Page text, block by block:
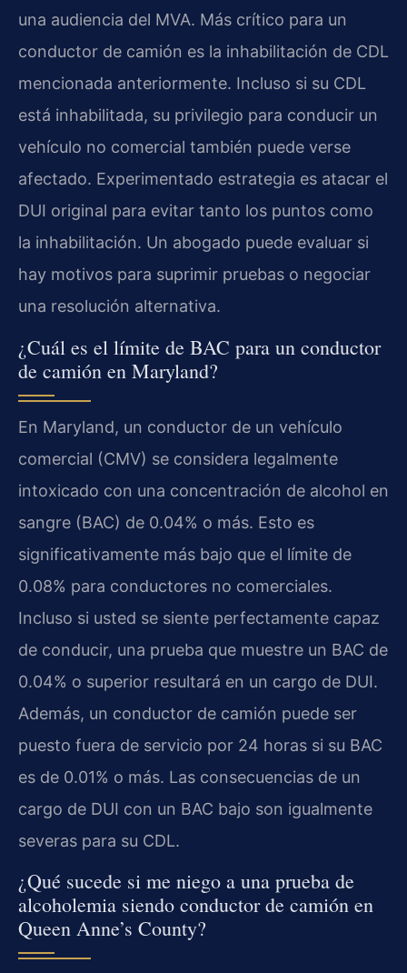
una audiencia del MVA. Más crítico para un
conductor de camión es la inhabilitación de CDL
mencionada anteriormente. Incluso si su CDL
está inhabilitada, su privilegio para conducir un
vehículo no comercial también puede verse
afectado. Experimentado estrategia es atacar el
DUI original para evitar tanto los puntos como
la inhabilitación. Un abogado puede evaluar si
hay motivos para suprimir pruebas o negociar
una resolución alternativa.
¿Cuál es el límite de BAC para un conductor
de camión en Maryland?
En Maryland, un conductor de un vehículo
comercial (CMV) se considera legalmente
intoxicado con una concentración de alcohol en
sangre (BAC) de 0.04% o más. Esto es
significativamente más bajo que el límite de
0.08% para conductores no comerciales.
Incluso si usted se siente perfectamente capaz
de conducir, una prueba que muestre un BAC de
0.04% o superior resultará en un cargo de DUI.
Además, un conductor de camión puede ser
puesto fuera de servicio por 24 horas si su BAC
es de 0.01% o más. Las consecuencias de un
cargo de DUI con un BAC bajo son igualmente
severas para su CDL.
¿Qué sucede si me niego a una prueba de
alcoholemia siendo conductor de camión en
Queen Anne’s County?